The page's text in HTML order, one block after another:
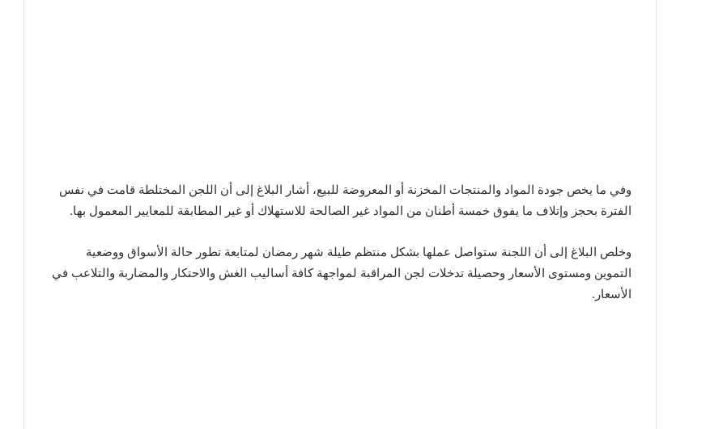
وفي ما يخص جودة المواد والمنتجات المخزنة أو المعروضة للبيع، أشار البلاغ إلى أن اللجن المختلطة قامت في نفس
الفترة بحجز وإتلاف ما يفوق خمسة أطنان من المواد غير الصالحة للاستهلاك أو غير المطابقة للمعايير المعمول بها.
وخلص البلاغ إلى أن اللجنة ستواصل عملها بشكل منتظم طيلة شهر رمضان لمتابعة تطور حالة الأسواق ووضعية
التموين ومستوى الأسعار وحصيلة تدخلات لجن المراقبة لمواجهة كافة أساليب الغش والاحتكار والمضاربة والتلاعب في
الأسعار.